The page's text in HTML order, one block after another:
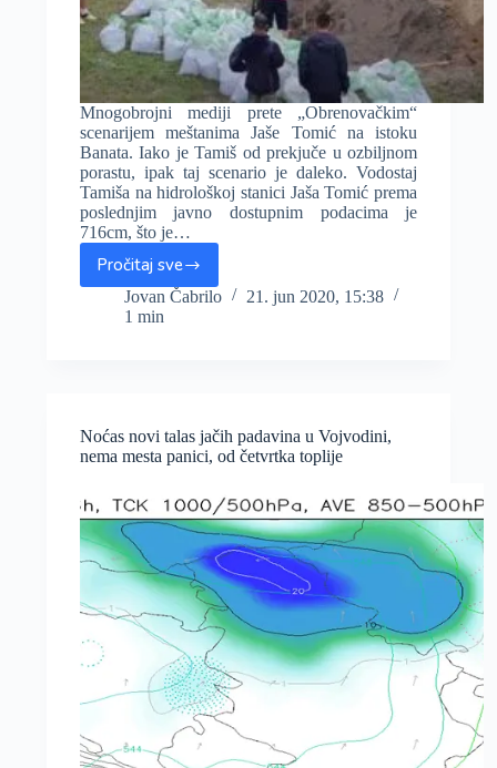
Mnogobrojni mediji prete „Obrenovačkim“
scenarijem meštanima Jaše Tomić na istoku
Banata. Iako je Tamiš od prekjuče u ozbiljnom
porastu, ipak taj scenario je daleko. Vodostaj
Tamiša na hidrološkoj stanici Jaša Tomić prema
poslednjim javno dostupnim podacima je
716cm, što je…
Pročitaj sve
Mediji
(opet)
dižu
stagnaciji
Jovan Čabrilo
21. jun 2020, 15:38
1 min
Noćas novi talas jačih padavina u Vojvodini,
nema mesta panici, od četvrtka toplije